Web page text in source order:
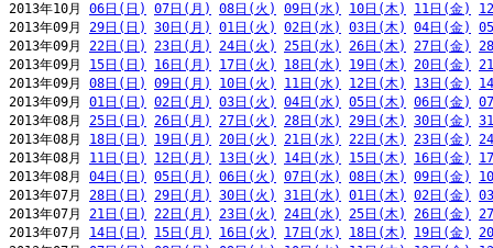
2013年10月 06日(日) 07日(月) 08日(火) 09日(水) 10日(木) 11日(金)
2013年09月 29日(日) 30日(月) 01日(火) 02日(水) 03日(木) 04日(金)
2013年09月 22日(日) 23日(月) 24日(火) 25日(水) 26日(木) 27日(金)
2013年09月 15日(日) 16日(月) 17日(火) 18日(水) 19日(木) 20日(金)
2013年09月 08日(日) 09日(月) 10日(火) 11日(水) 12日(木) 13日(金)
2013年09月 01日(日) 02日(月) 03日(火) 04日(水) 05日(木) 06日(金)
2013年08月 25日(日) 26日(月) 27日(火) 28日(水) 29日(木) 30日(金)
2013年08月 18日(日) 19日(月) 20日(火) 21日(水) 22日(木) 23日(金)
2013年08月 11日(日) 12日(月) 13日(火) 14日(水) 15日(木) 16日(金)
2013年08月 04日(日) 05日(月) 06日(火) 07日(水) 08日(木) 09日(金)
2013年07月 28日(日) 29日(月) 30日(火) 31日(水) 01日(木) 02日(金)
2013年07月 21日(日) 22日(月) 23日(火) 24日(水) 25日(木) 26日(金)
2013年07月 14日(日) 15日(月) 16日(火) 17日(水) 18日(木) 19日(金)